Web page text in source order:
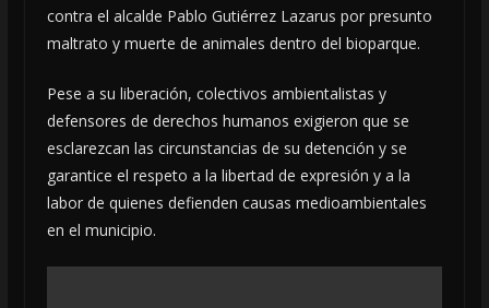
contra el alcalde Pablo Gutiérrez Lazarus por presunto
maltrato y muerte de animales dentro del bioparque.
Pese a su liberación, colectivos ambientalistas y
defensores de derechos humanos exigieron que se
esclarezcan las circunstancias de su detención y se
garantice el respeto a la libertad de expresión y a la
labor de quienes defienden causas medioambientales
en el municipio.